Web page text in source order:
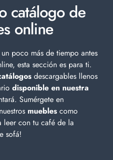
catálogo de
online
poco más de tiempo antes
esta sección es para ti.
descargables llenos
disponible en nuestra
Sumérgete en
muebles como
leer con tu café de la
sofá!